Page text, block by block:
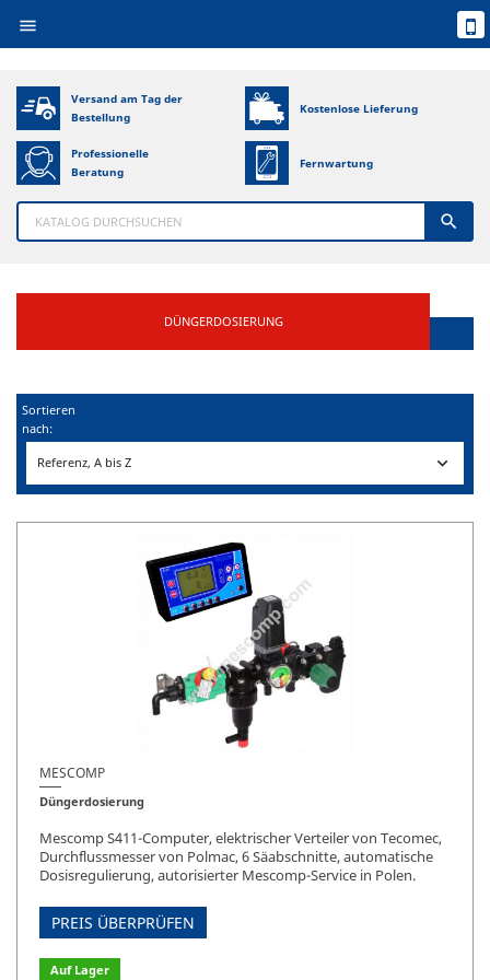

Versand am Tag der
Bestellung
Kostenlose Lieferung
Professionelle
Beratung
Fernwartung

DÜNGERDOSIERUNG
Sortieren
nach:
Referenz, A bis Z 
MESCOMP
Düngerdosierung
Mescomp S411-Computer, elektrischer Verteiler von Tecomec,
Durchflussmesser von Polmac, 6 Säabschnitte, automatische
Dosisregulierung, autorisierter Mescomp-Service in Polen.
PREIS ÜBERPRÜFEN
Auf Lager